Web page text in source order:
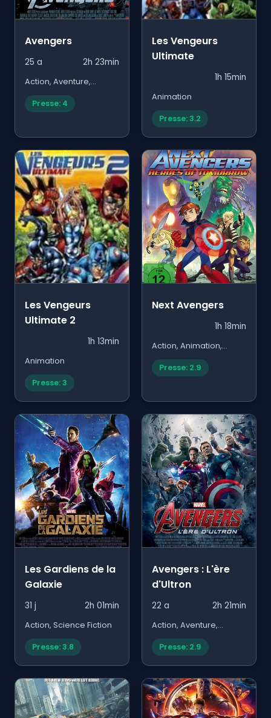
Avengers
25 a 2h 23min
Action, Aventure,
Science Fiction
Presse: 4
Les Vengeurs
Ultimate
1h 15min
Animation
Presse: 3.2
Les Vengeurs
Ultimate 2
1h 13min
Animation
Presse: 3
Next Avengers
1h 18min
Action, Animation,
Famille
Presse: 2.9
Les Gardiens de la
Galaxie
31 j 2h 01min
Action, Science Fiction
Presse: 3.8
Avengers : L'ère
d'Ultron
22 a 2h 21min
Action, Aventure,
Fantastique
Presse: 2.9